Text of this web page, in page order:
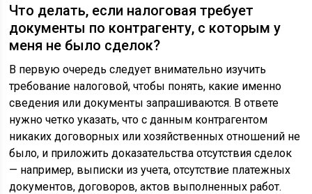
Что делать, если налоговая требует
документы по контрагенту, с которым у
меня не было сделок?
В первую очередь следует внимательно изучить
требование налоговой, чтобы понять, какие именно
сведения или документы запрашиваются. В ответе
нужно четко указать, что с данным контрагентом
никаких договорных или хозяйственных отношений не
было, и приложить доказательства отсутствия сделок
— например, выписки из учета, отсутствие платежных
документов, договоров, актов выполненных работ.